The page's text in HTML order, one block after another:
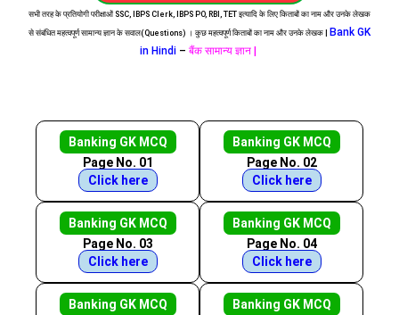
सभी तरह के प्रतियोगी परीक्षाओं SSC, IBPS Clerk, IBPS PO, RBI, TET इत्यादि के लिए किताबों का नाम और उनके लेखक
से संबंधित महत्वपूर्ण सामान्य ज्ञान के सवाल(Questions) । कुछ महत्वपूर्ण किताबों का नाम और उनके लेखक |
Bank GK
in Hindi – बैंक सामान्य ज्ञान |
Banking GK MCQ
Page No. 01
Click here
Banking GK MCQ
Page No. 02
Click here
Banking GK MCQ
Page No. 03
Click here
Banking GK MCQ
Page No. 04
Click here
Banking GK MCQ
Banking GK MCQ